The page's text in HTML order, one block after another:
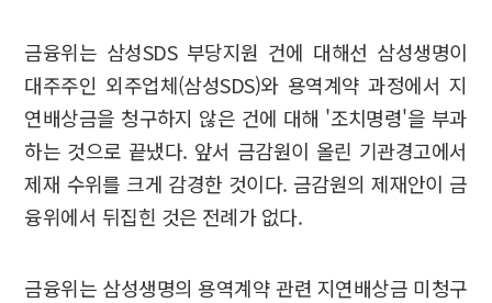
금융위는 삼성SDS 부당지원 건에 대해선 삼성생명이
대주주인 외주업체(삼성SDS)와 용역계약 과정에서 지
연배상금을 청구하지 않은 건에 대해 '조치명령'을 부과
하는 것으로 끝냈다. 앞서 금감원이 올린 기관경고에서
제재 수위를 크게 감경한 것이다. 금감원의 제재안이 금
융위에서 뒤집힌 것은 전례가 없다.
금융위는 삼성생명의 용역계약 관련 지연배상금 미청구